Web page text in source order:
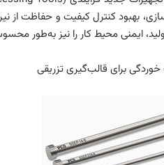
بهبود کنترل کیفیت و حفاظت
ایمنی محیط کار را نیز به‌طور
برای قالب‌گیری تزریقی